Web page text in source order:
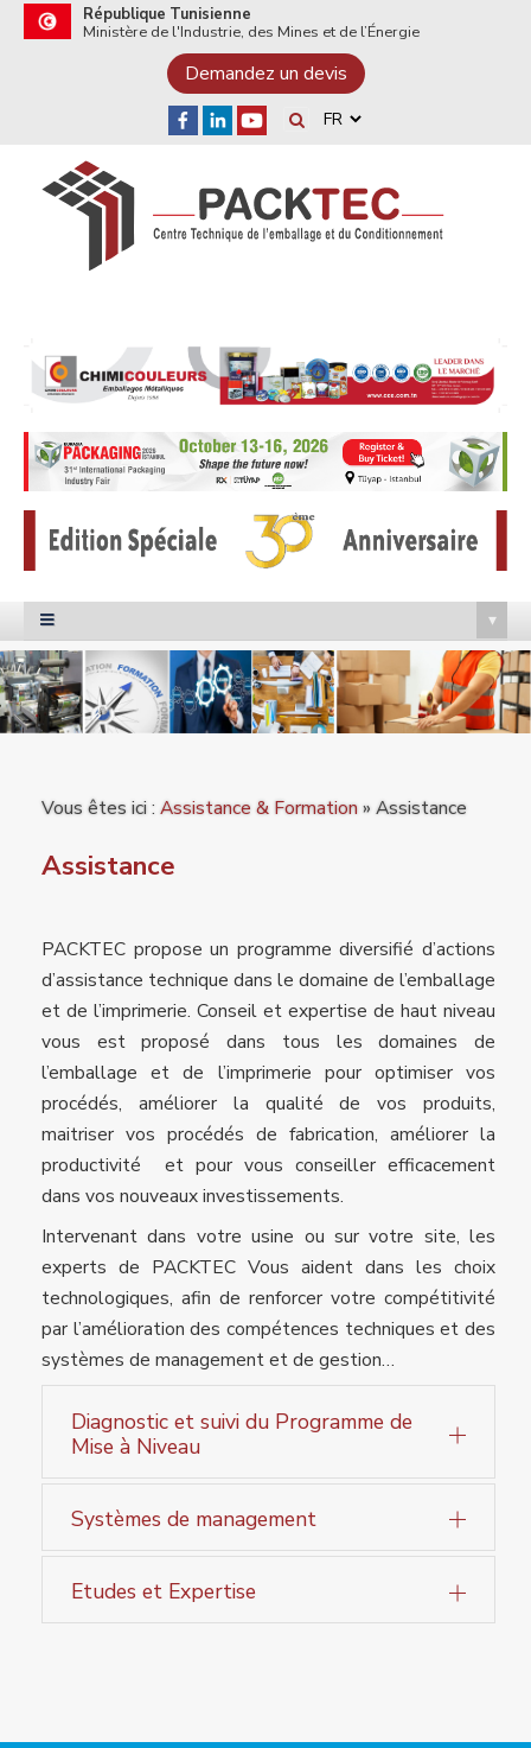
République Tunisienne
Ministère de l'Industrie, des Mines et de l’Énergie
Demandez un devis
 ▾
Vous êtes ici : Assistance & Formation» Assistance
Assistance
PACKTEC propose un programme diversifié d’actions
d’assistance technique dans le domaine de l’emballage
et de l’imprimerie. Conseil et expertise de haut niveau
vous est proposé dans tous les domaines de
l’emballage et de l’imprimerie pour optimiser vos
procédés, améliorer la qualité de vos produits,
maitriser vos procédés de fabrication, améliorer la
productivité et pour vous conseiller efficacement
dans vos nouveaux investissements.
Intervenant dans votre usine ou sur votre site, les
experts de PACKTEC Vous aident dans les choix
technologiques, afin de renforcer votre compétitivité
par l’amélioration des compétences techniques et des
systèmes de management et de gestion…
Diagnostic et suivi du Programme de
Mise à Niveau
Systèmes de management
Etudes et Expertise